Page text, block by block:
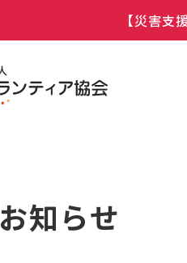
【災害
お知らせ